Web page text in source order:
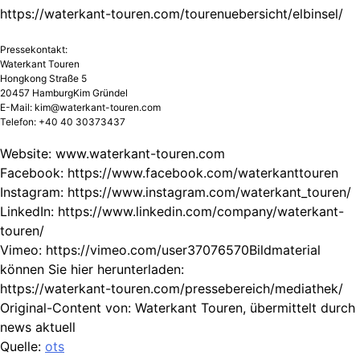
https://waterkant-touren.com/tourenuebersicht/elbinsel/
Pressekontakt:
Waterkant Touren
Hongkong Straße 5
20457 HamburgKim Gründel
E-Mail: kim@waterkant-touren.com
Telefon: +40 40 30373437
Website: www.waterkant-touren.com
Facebook: https://www.facebook.com/waterkanttouren
Instagram: https://www.instagram.com/waterkant_touren/
LinkedIn: https://www.linkedin.com/company/waterkant-
touren/
Vimeo: https://vimeo.com/user37076570Bildmaterial
können Sie hier herunterladen:
https://waterkant-touren.com/pressebereich/mediathek/
Original-Content von: Waterkant Touren, übermittelt durch
news aktuell
Quelle: ots